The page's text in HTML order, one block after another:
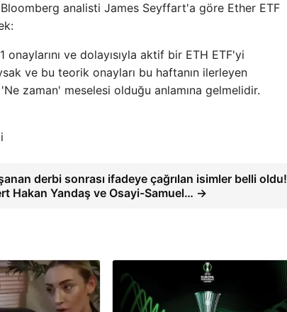
analisti James Seyffart'a göre Ether ETF
onaylarını ve dolayısıyla aktif bir ETH ETF'yi
ve bu teorik onayları bu haftanın ilerleyen
zaman' meselesi olduğu anlamına gelmelidir.
derbi sonrası ifadeye çağrılan isimler belli oldu!
Hakan Yandaş ve Osayi-Samuel… →